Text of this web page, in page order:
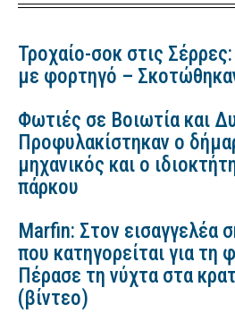
Τροχαίο-σοκ στις
με φορτηγό –
Φωτιές σε Βοιωτία και
Προφυλακίστηκαν ο
μηχανικός και ο
πάρκου
Marfin: Στον εισαγγελέα
που κατηγορείται για τη
Πέρασε τη νύχτα στα
(βίντεο)